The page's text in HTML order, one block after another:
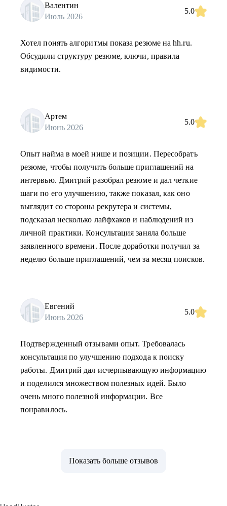
Валентин
Июль 2026
5.0
Хотел понять алгоритмы показа резюме на hh.ru.
Обсудили структуру резюме, ключи, правила
видимости.
Артем
Июнь 2026
5.0
Опыт найма в моей нише и позиции. Пересобрать
резюме, чтобы получить больше приглашений на
интервью. Дмитрий разобрал резюме и дал четкие
шаги по его улучшению, также показал, как оно
выглядит со стороны рекрутера и системы,
подсказал несколько лайфхаков и наблюдений из
личной практики. Консультация заняла больше
заявленного времени. После доработки получил за
неделю больше приглашений, чем за месяц поисков.
Евгений
Июнь 2026
5.0
Подтвержденный отзывами опыт. Требовалась
консультация по улучшению подхода к поиску
работы. Дмитрий дал исчерпывающую информацию
и поделился множеством полезных идей. Было
очень много полезной информации. Все
понравилось.
Показать больше отзывов